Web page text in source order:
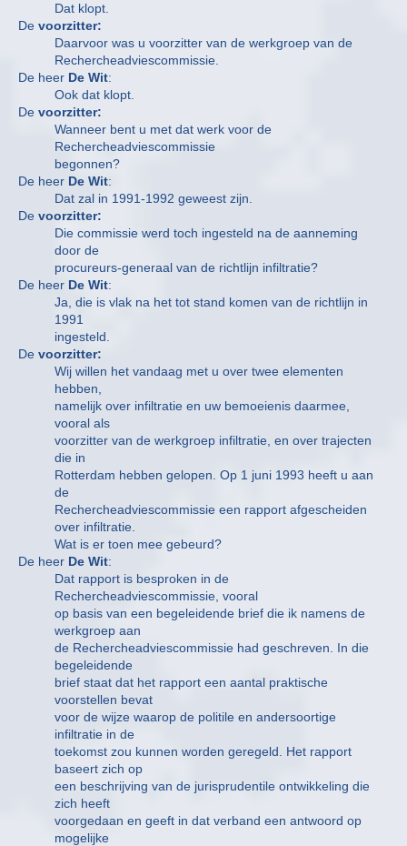
Dat klopt.
De voorzitter:
Daarvoor was u voorzitter van de werkgroep van de
Rechercheadviescommissie.
De heer De Wit:
Ook dat klopt.
De voorzitter:
Wanneer bent u met dat werk voor de
Rechercheadviescommissie
begonnen?
De heer De Wit:
Dat zal in 1991-1992 geweest zijn.
De voorzitter:
Die commissie werd toch ingesteld na de aanneming
door de
procureurs-generaal van de richtlijn infiltratie?
De heer De Wit:
Ja, die is vlak na het tot stand komen van de richtlijn in
1991
ingesteld.
De voorzitter:
Wij willen het vandaag met u over twee elementen
hebben,
namelijk over infiltratie en uw bemoeienis daarmee,
vooral als
voorzitter van de werkgroep infiltratie, en over trajecten
die in
Rotterdam hebben gelopen. Op 1 juni 1993 heeft u aan
de
Rechercheadviescommissie een rapport afgescheiden
over infiltratie.
Wat is er toen mee gebeurd?
De heer De Wit:
Dat rapport is besproken in de
Rechercheadviescommissie, vooral
op basis van een begeleidende brief die ik namens de
werkgroep aan
de Rechercheadviescommissie had geschreven. In die
begeleidende
brief staat dat het rapport een aantal praktische
voorstellen bevat
voor de wijze waarop de politile en andersoortige
infiltratie in de
toekomst zou kunnen worden geregeld. Het rapport
baseert zich op
een beschrijving van de jurisprudentile ontwikkeling die
zich heeft
voorgedaan en geeft in dat verband een antwoord op
mogelijke